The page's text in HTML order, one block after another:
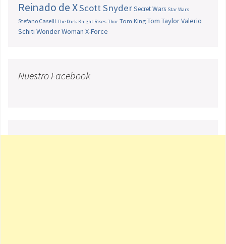
Reinado de XScott SnyderSecret Wars Star Wars
Stefano Caselli The Dark Knight Rises Thor Tom King Tom TaylorValerio
Schiti Wonder Woman X-Force
Nuestro Facebook